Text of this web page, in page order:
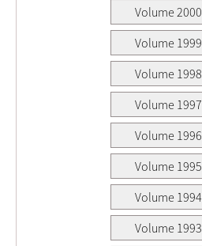
Volume 2000
Volume 1999
Volume 1998
Volume 1997
Volume 1996
Volume 1995
Volume 1994
Volume 1993